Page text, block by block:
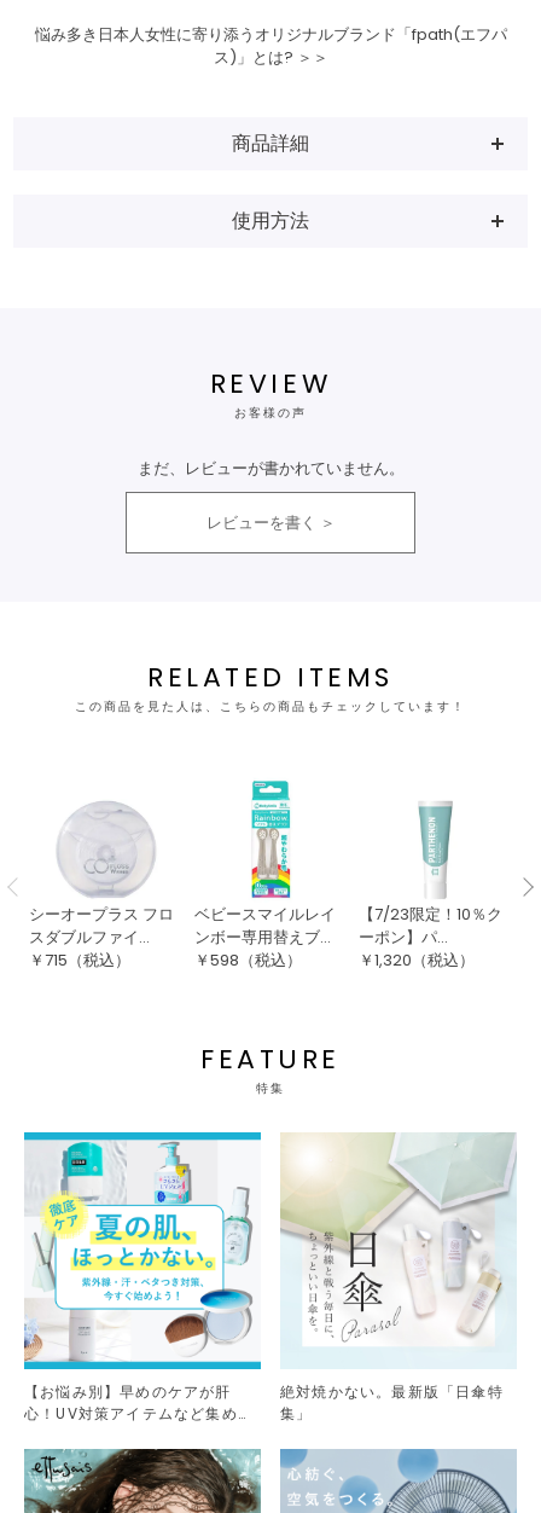
悩み多き日本人女性に寄り添うオリジナルブランド「fpath(エフパ
ス)」とは? ＞＞
商品詳細
使用方法
REVIEW
お客様の声
まだ、レビューが書かれていません。
レビューを書く
RELATED ITEMS
この商品を見た人は、こちらの商品もチェックしています！
シーオープラス フロ
スダブルファイ...
￥715 （税込）
ベビースマイルレイ
ンボー専用替えブ...
￥598 （税込）
【7/23限定！10％ク
ーポン】パ...
￥1,320 （税込）
FEATURE
特集
【お悩み別】早めのケアが肝
心！UV対策アイテムなど集めま
絶対焼かない。最新版「日傘特
集」